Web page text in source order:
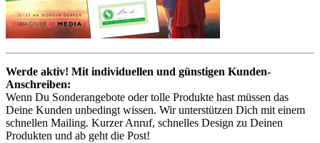
Werde aktiv! Mit individuellen und günstigen Kunden-
Anschreiben:
Wenn Du Sonderangebote oder tolle Produkte hast müssen das
Deine Kunden unbedingt wissen. Wir unterstützen Dich mit einem
schnellen Mailing. Kurzer Anruf, schnelles Design zu Deinen
Produkten und ab geht die Post!